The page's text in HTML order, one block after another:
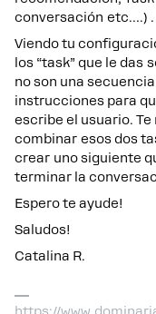
conversación etc….) .
Viendo tu
los “task” que le das
no son una
instrucciones para
escribe el usuario.
combinar esos dos
crear uno siguiente
terminar la
Espero te ayude!
Saludos!
Catalina R.